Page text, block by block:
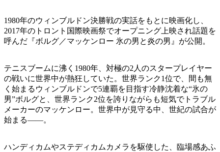
1980年のウィンブルドン決勝戦の実話をもとに映画化し、
2017年のトロント国際映画祭でオープニング上映され話題を
呼んだ『ボルグ／マッケンロー 氷の男と炎の男』が公開。
テニスブームに沸く1980年、対極の2人のスタープレイヤー
の戦いに世界中が熱狂していた。世界ランク1位で、間も無
く始まるウィンブルドンで5連覇を目指す冷静沈着な“氷の
男”ボルグと、世界ランク2位を誇りながらも短気でトラブル
メーカーのマッケンロー。世界中が見守る中、世紀の試合が
始まる――。
ハンディカムやステディカムカメラを駆使した、臨場感あふ